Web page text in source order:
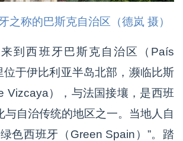
之称的巴斯克自治区（德岚 摄）
到西班牙巴斯克自治区（País
于伊比利亚半岛北部，濒临比斯
Vizcaya），与法国接壤，是西班
与自治传统的地区之一。当地人自
色西班牙（Green Spain）”。踏